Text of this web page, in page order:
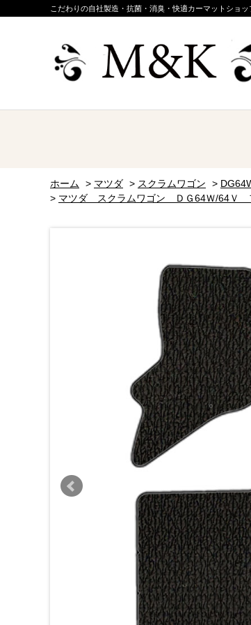
こだわりの自社製造・抗菌・消臭・快適カーマットショッ
ホーム > マツダ > スクラムワゴン >
> マツダ スクラムワゴン ＤＧ64Ｗ/64